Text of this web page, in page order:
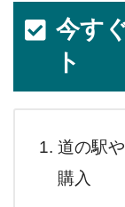
今す
ト
道の駅
購入